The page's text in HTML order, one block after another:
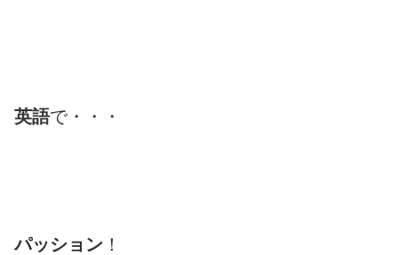
英語で・・・
パッション ！